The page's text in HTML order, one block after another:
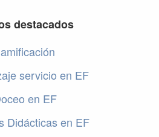
destacados
servicio en EF
en EF
Didácticas en EF